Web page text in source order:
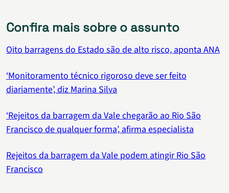
Confira mais sobre o assunto
Oito barragens do Estado são de alto risco, aponta ANA
‘Monitoramento técnico rigoroso deve ser feito
diariamente’, diz Marina Silva
‘Rejeitos da barragem da Vale chegarão ao Rio São
Francisco de qualquer forma’, afirma especialista
Rejeitos da barragem da Vale podem atingir Rio São
Francisco